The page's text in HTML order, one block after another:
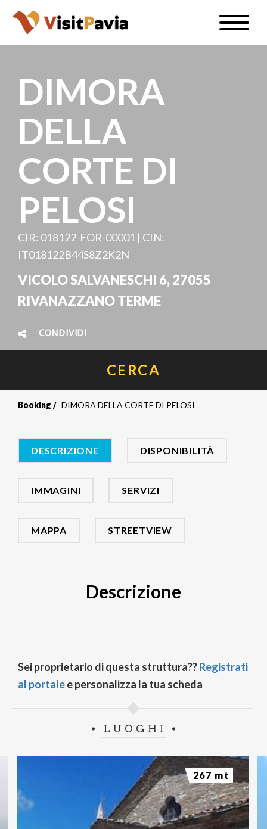
Salta
contenuto
Toggle
IT
#visitpavia
DIMORA
DELLA
CORTE DI
PELOSI
CIR: 018122-FOR-00001 | CIN:
IT018122B44S8Z2K2N
VICOLO SALVANESCHI 6, 27055
RIVANAZZANO TERME
CONDIVIDI
CERCA
Booking DIMORA DELLA CORTE DI PELOSI
DESCRIZIONE DISPONIBILITÀ
IMMAGINI SERVIZI
MAPPA STREETVIEW
Descrizione
Sei proprietario di questa struttura??Registrati
al portalee personalizza la tua scheda
LUOGHI
267 mt